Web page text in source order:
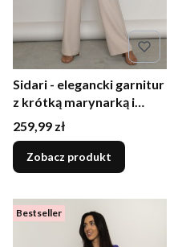
Sidari - elegancki garnitur
z krótką marynarką i
szerokimi spodniami
beżowy
Cena
259,99 zł
Zobacz produkt
Bestseller